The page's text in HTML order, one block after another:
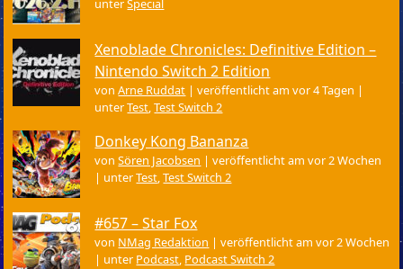
unterSpecial
Xenoblade Chronicles: Definitive Edition –
Nintendo Switch 2 Edition
vonArne Ruddat |veröffentlicht am vor 4 Tagen |
unterTest,Test Switch 2
Donkey Kong Bananza
vonSören Jacobsen |veröffentlicht am vor 2 Wochen
| unterTest,Test Switch 2
#657 – Star Fox
von NMag Redaktion |veröffentlicht am vor 2 Wochen
| unter Podcast, Podcast Switch 2